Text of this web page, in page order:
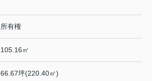
所有権
105.16㎡
66.67坪(220.40㎡)